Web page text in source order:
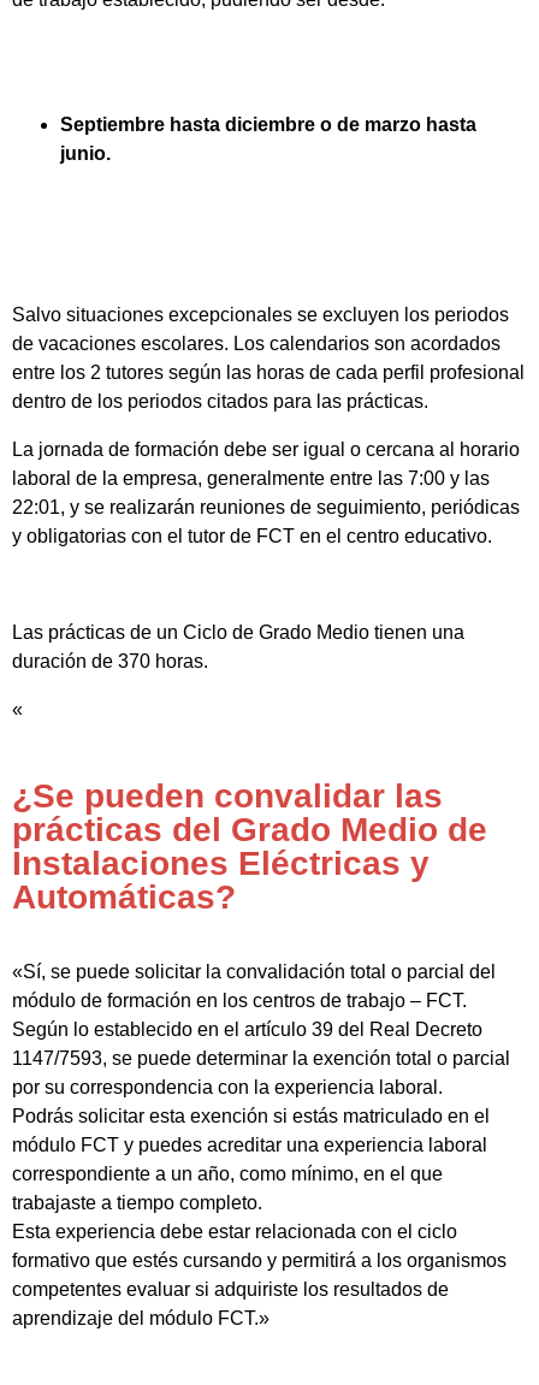
Septiembre hasta diciembre o de marzo hasta
junio.
Salvo situaciones excepcionales se excluyen los periodos
de vacaciones escolares. Los calendarios son acordados
entre los 2 tutores según las horas de cada perfil profesional
dentro de los periodos citados para las prácticas.
La jornada de formación debe ser igual o cercana al horario
laboral de la empresa, generalmente entre las 7:00 y las
22:01, y se realizarán reuniones de seguimiento, periódicas
y obligatorias con el tutor de FCT en el centro educativo.
Las prácticas de un Ciclo de Grado Medio tienen una
duración de 370 horas.
«
¿Se pueden convalidar las
prácticas del Grado Medio de
Instalaciones Eléctricas y
Automáticas?
«Sí, se puede solicitar la convalidación total o parcial del
módulo de formación en los centros de trabajo – FCT.
Según lo establecido en el artículo 39 del Real Decreto
1147/7593, se puede determinar la exención total o parcial
por su correspondencia con la experiencia laboral.
Podrás solicitar esta exención si estás matriculado en el
módulo FCT y puedes acreditar una experiencia laboral
correspondiente a un año, como mínimo, en el que
trabajaste a tiempo completo.
Esta experiencia debe estar relacionada con el ciclo
formativo que estés cursando y permitirá a los organismos
competentes evaluar si adquiriste los resultados de
aprendizaje del módulo FCT.»